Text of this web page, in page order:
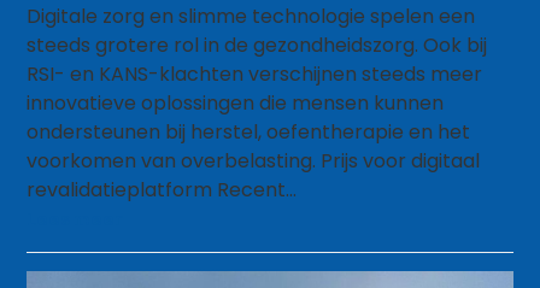
Digitale zorg en slimme technologie spelen een
steeds grotere rol in de gezondheidszorg. Ook bij
RSI- en KANS-klachten verschijnen steeds meer
innovatieve oplossingen die mensen kunnen
ondersteunen bij herstel, oefentherapie en het
voorkomen van overbelasting. Prijs voor digitaal
revalidatieplatform Recent…